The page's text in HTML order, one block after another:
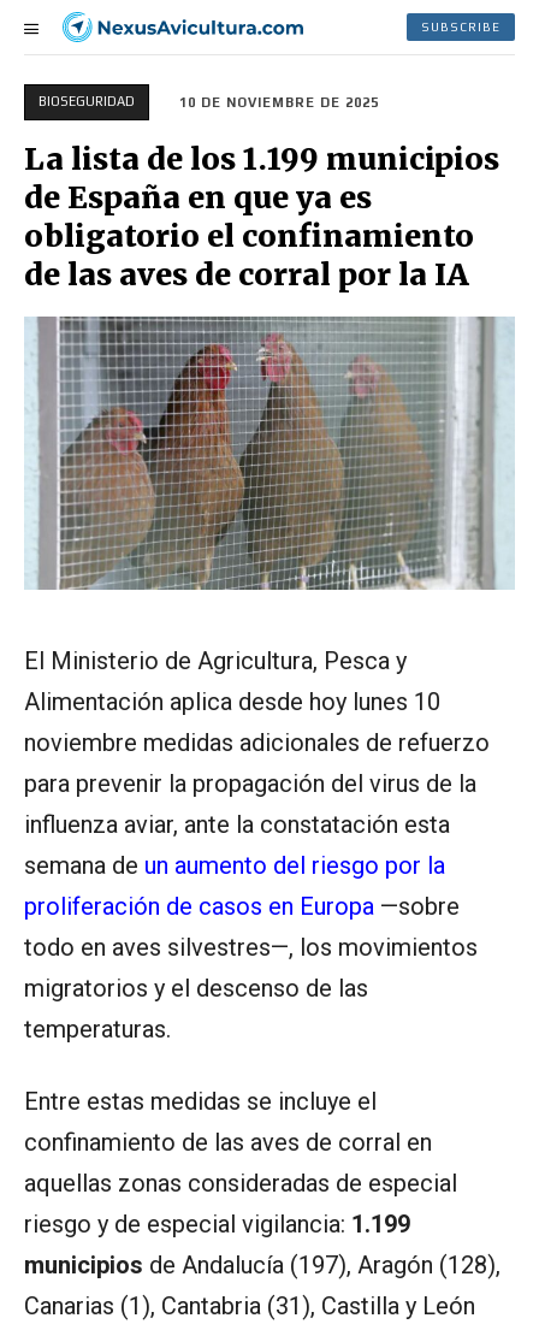
SUBSCRIBE
BIOSEGURIDAD 10 DE NOVIEMBRE DE 2025
La lista de los 1.199 municipios
de España en que ya es
obligatorio el confinamiento
de las aves de corral por la IA
El Ministerio de Agricultura, Pesca y
Alimentación aplica desde hoy lunes 10
noviembre medidas adicionales de refuerzo
para prevenir la propagación del virus de la
influenza aviar, ante la constatación esta
semana de un aumento del riesgo por la
proliferación de casos en Europa —sobre
todo en aves silvestres—, los movimientos
migratorios y el descenso de las
temperaturas.
Entre estas medidas se incluye el
confinamiento de las aves de corral en
aquellas zonas consideradas de especial
riesgo y de especial vigilancia: 1.199
municipios de Andalucía (197), Aragón (128),
Canarias (1), Cantabria (31), Castilla y León